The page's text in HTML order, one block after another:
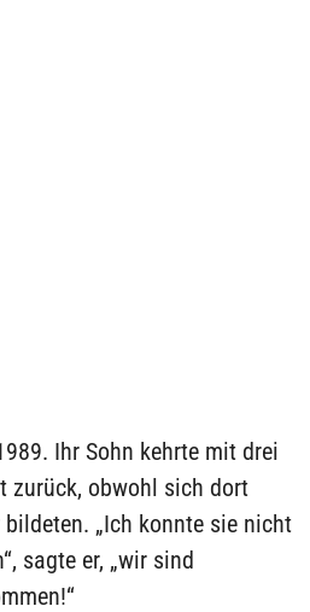
Ihr Sohn kehrte mit drei
zurück, obwohl sich dort
„Ich konnte sie nicht
sagte er, „wir sind